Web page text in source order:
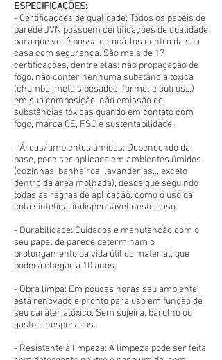
ESPECIFICAÇÕES:
- Certificações de qualidade: Todos os papéis de
parede JVN possuem certificações de qualidade
para que você possa colocá-los dentro da sua
casa com segurança. São mais de 17
certificações, dentre elas: não propagação de
fogo, não conter nenhuma substância tóxica
(chumbo, metais pesados, formol e outros...)
em sua composição, não emissão de
substâncias tóxicas quando em contato com
fogo, marca CE, FSC e sustentabilidade.
- Áreas/ambientes úmidas: Dependendo da
base, pode ser aplicado em ambientes úmidos
(cozinhas, banheiros, lavanderias... exceto
dentro da área molhada), desde que seguindo
todas as regras de aplicação, como o uso da
cola sintética, indispensável neste caso.
- Durabilidade: Cuidados e manutenção com o
seu papel de parede determinam o
prolongamento da vida útil do material, que
poderá chegar a 10 anos.
- Obra limpa: Em poucas horas seu ambiente
está renovado e pronto para uso em função de
seu caráter atóxico. Sem sujeira, barulho ou
gastos inesperados.
- Resistente à limpeza: A limpeza pode ser feita